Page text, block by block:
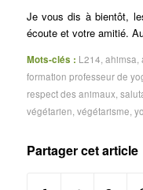
Je vous dis à bientôt,
écoute et votre amitié.
Mots-clés : L214 ahimsa
formation professeur de
respect des animaux
végétarien végétarisme
Partager cet article